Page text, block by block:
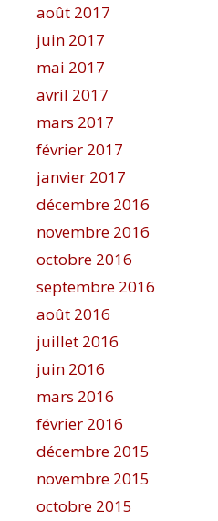
août 2017
juin 2017
mai 2017
avril 2017
mars 2017
février 2017
janvier 2017
décembre 2016
novembre 2016
octobre 2016
septembre 2016
août 2016
juillet 2016
juin 2016
mars 2016
février 2016
décembre 2015
novembre 2015
octobre 2015